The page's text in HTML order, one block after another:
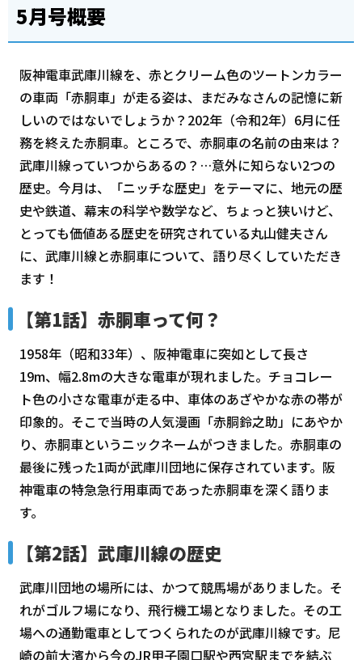
5月号概要
阪神電車武庫川線を、赤とクリーム色のツートンカラー
の車両「赤胴車」が走る姿は、まだみなさんの記憶に新
しいのではないでしょうか？202年（令和2年）6月に任
務を終えた赤胴車。ところで、赤胴車の名前の由来は？
武庫川線っていつからあるの？…意外に知らない2つの
歴史。今月は、「ニッチな歴史」をテーマに、地元の歴
史や鉄道、幕末の科学や数学など、ちょっと狭いけど、
とっても価値ある歴史を研究されている丸山健夫さん
に、武庫川線と赤胴車について、語り尽くしていただき
ます！
【第1話】赤胴車って何？
1958年（昭和33年）、阪神電車に突如として長さ
19m、幅2.8mの大きな電車が現れました。チョコレー
ト色の小さな電車が走る中、車体のあざやかな赤の帯が
印象的。そこで当時の人気漫画「赤胴鈴之助」にあやか
り、赤胴車というニックネームがつきました。赤胴車の
最後に残った1両が武庫川団地に保存されています。阪
神電車の特急急行用車両であった赤胴車を深く語りま
す。
【第2話】武庫川線の歴史
武庫川団地の場所には、かつて競馬場がありました。そ
れがゴルフ場になり、飛行機工場となりました。その工
場への通勤電車としてつくられたのが武庫川線です。尼
崎の前大濱から今のJR甲子園口駅や西宮駅までを結ぶ